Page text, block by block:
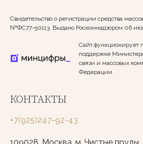
Свидетельство о регистрации средства
№ФС77-50113. Выдано Роскомнадзором 06
Сайт функционирует
поддержке
связи и массовых
Федерации.
КОНТАКТЫ
+7(925)247-92-43
109028, Москва, м. Чистые пруды,